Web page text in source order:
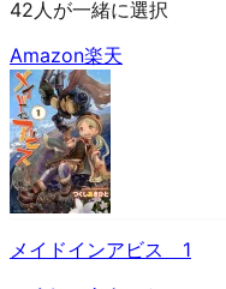
42人が一緒に選択
Amazon楽天
メイドインアビス 1